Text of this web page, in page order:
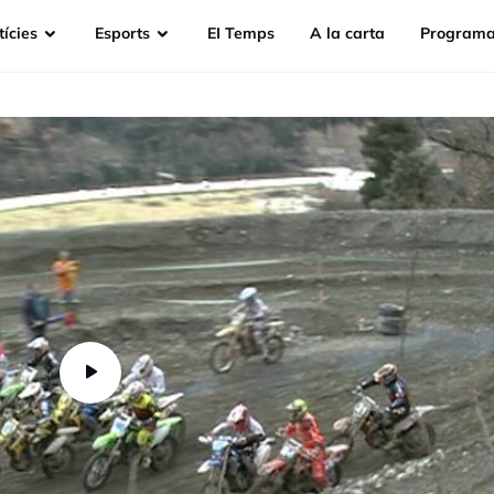
Esports EI Temps A la carta